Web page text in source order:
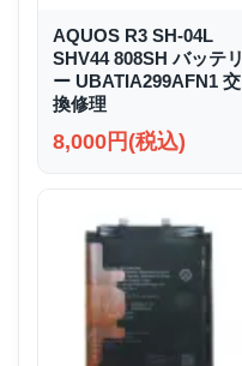
AQUOS R3 SH-04L
SHV44 808SH バッテリ
ー UBATIA299AFN1 交
換修理
8,000円(税込)